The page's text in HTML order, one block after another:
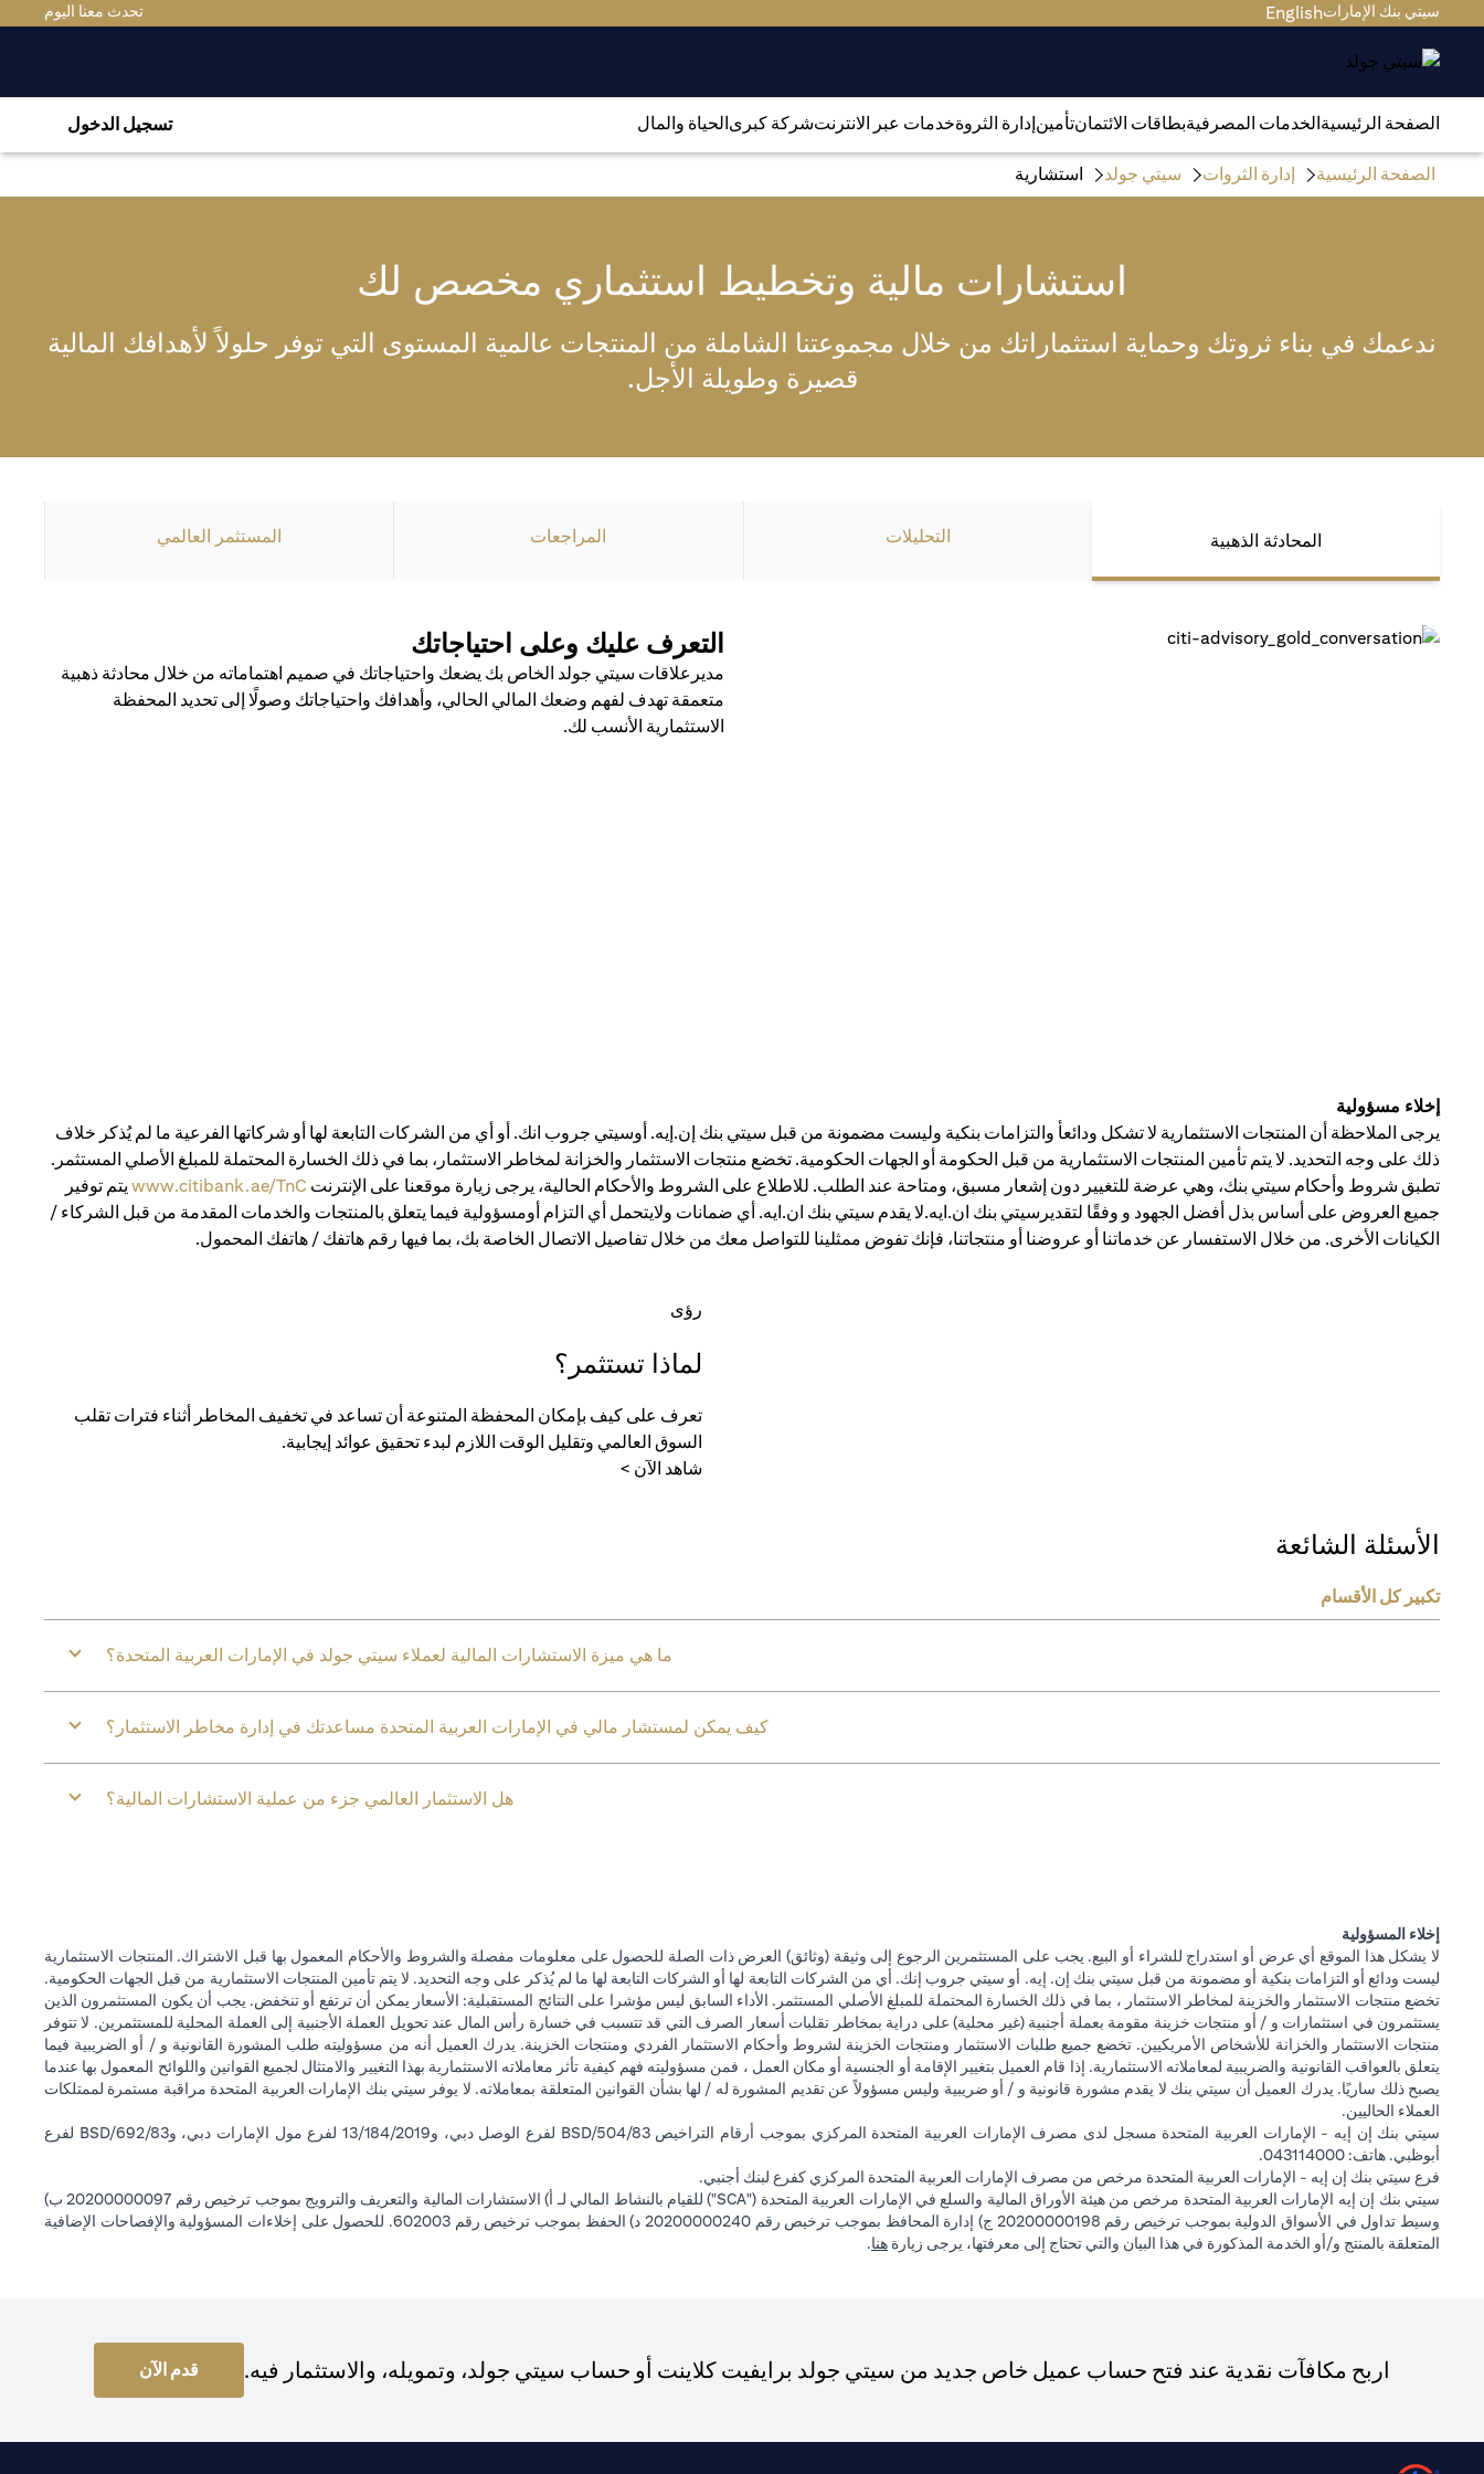
سيتي بنك الإماراتEnglish تحدث معنا اليوم
الصفحة الرئيسيةالخدمات المصرفيةبطاقات الائتمانتأمينإدارة الثروةخدمات عبر الانترنتشركة كبرىالحياة والمال تسجيل الدخول
الصفحة الرئيسية إدارة الثروات سيتي جولد استشارية
استشارات مالية وتخطيط استثماري مخصص لك
ندعمك في بناء ثروتك وحماية استثماراتك من خلال مجموعتنا الشاملة من المنتجات عالمية المستوى التي توفر حلولاً لأهدافك المالية
قصيرة وطويلة الأجل.
المحادثة الذهبية التحليلات المراجعات المستثمر العالمي
التعرف عليك وعلى احتياجاتك
مديرعلاقات سيتي جولد الخاص بك يضعك واحتياجاتك في صميم اهتماماته من خلال محادثة ذهبية
متعمقة تهدف لفهم وضعك المالي الحالي، وأهدافك واحتياجاتك وصولًا إلى تحديد المحفظة
الاستثمارية الأنسب لك.
إخلاء مسؤولية
يرجى الملاحظة أن المنتجات الاستثمارية لا تشكل ودائعأ والتزامات بنكية وليست مضمونة من قبل سيتي بنك إن.إيه. أوسيتي جروب انك. أو أي من الشركات التابعة لها أو شركاتها الفرعية ما لم يُذكر خلاف
ذلك على وجه التحديد. لا يتم تأمين المنتجات الاستثمارية من قبل الحكومة أو الجهات الحكومية. تخضع منتجات الاستثمار والخزانة لمخاطر الاستثمار، بما في ذلك الخسارة المحتملة للمبلغ الأصلي المستثمر.
تطبق شروط وأحكام سيتي بنك، وهي عرضة للتغيير دون إشعار مسبق، ومتاحة عند الطلب. للاطلاع على الشروط والأحكام الحالية، يرجى زيارة موقعنا على الإنترنت www.citibank.ae/TnC يتم توفير
جميع العروض على أساس بذل أفضل الجهود و وفقًا لتقديرسيتي بنك ان.ايه.لا يقدم سيتي بنك ان.ايه. أي ضمانات ولايتحمل أي التزام أومسؤولية فيما يتعلق بالمنتجات والخدمات المقدمة من قبل الشركاء /
الكيانات الأخرى. من خلال الاستفسار عن خدماتنا أو عروضنا أو منتجاتنا، فإنك تفوض ممثلينا للتواصل معك من خلال تفاصيل الاتصال الخاصة بك، بما فيها رقم هاتفك / هاتفك المحمول.
رؤى
لماذا تستثمر؟
تعرف على كيف بإمكان المحفظة المتنوعة أن تساعد في تخفيف المخاطر أثناء فترات تقلب
السوق العالمي وتقليل الوقت اللازم لبدء تحقيق عوائد إيجابية.
شاهد الآن >
الأسئلة الشائعة
تكبير كل الأقسام
ما هي ميزة الاستشارات المالية لعملاء سيتي جولد في الإمارات العربية المتحدة؟
كيف يمكن لمستشار مالي في الإمارات العربية المتحدة مساعدتك في إدارة مخاطر الاستثمار؟
هل الاستثمار العالمي جزء من عملية الاستشارات المالية؟
إخلاء المسؤولية
لا يشكل هذا الموقع أي عرض أو استدراج للشراء أو البيع. يجب على المستثمرين الرجوع إلى وثيقة (وثائق) العرض ذات الصلة للحصول على معلومات مفصلة والشروط والأحكام المعمول بها قبل الاشتراك. المنتجات الاستثمارية
ليست ودائع أو التزامات بنكية أو مضمونة من قبل سيتي بنك إن. إيه. أو سيتي جروب إنك. أي من الشركات التابعة لها أو الشركات التابعة لها ما لم يُذكر على وجه التحديد. لا يتم تأمين المنتجات الاستثمارية من قبل الجهات الحكومية.
تخضع منتجات الاستثمار والخزينة لمخاطر الاستثمار ، بما في ذلك الخسارة المحتملة للمبلغ الأصلي المستثمر. الأداء السابق ليس مؤشرا على النتائج المستقبلية: الأسعار يمكن أن ترتفع أو تنخفض. يجب أن يكون المستثمرون الذين
يستثمرون في استثمارات و / أو منتجات خزينة مقومة بعملة أجنبية (غير محلية) على دراية بمخاطر تقلبات أسعار الصرف التي قد تتسبب في خسارة رأس المال عند تحويل العملة الأجنبية إلى العملة المحلية للمستثمرين. لا تتوفر
منتجات الاستثمار والخزانة للأشخاص الأمريكيين. تخضع جميع طلبات الاستثمار ومنتجات الخزينة لشروط وأحكام الاستثمار الفردي ومنتجات الخزينة. يدرك العميل أنه من مسؤوليته طلب المشورة القانونية و / أو الضريبية فيما
يتعلق بالعواقب القانونية والضريبية لمعاملاته الاستثمارية. إذا قام العميل بتغيير الإقامة أو الجنسية أو مكان العمل ، فمن مسؤوليته فهم كيفية تأثر معاملاته الاستثمارية بهذا التغيير والامتثال لجميع القوانين واللوائح المعمول بها عندما
يصبح ذلك ساريًا. يدرك العميل أن سيتي بنك لا يقدم مشورة قانونية و / أو ضريبية وليس مسؤولاً عن تقديم المشورة له / لها بشأن القوانين المتعلقة بمعاملاته. لا يوفر سيتي بنك الإمارات العربية المتحدة مراقبة مستمرة لممتلكات
العملاء الحاليين.
سيتي بنك إن إيه - الإمارات العربية المتحدة مسجل لدى مصرف الإمارات العربية المتحدة المركزي بموجب أرقام التراخيص BSD/504/83 لفرع الوصل دبي، و13/184/2019 لفرع مول الإمارات دبي، وBSD/692/83 لفرع
أبوظبي. هاتف: 043114000.
فرع سيتي بنك إن إيه - الإمارات العربية المتحدة مرخص من مصرف الإمارات العربية المتحدة المركزي كفرع لبنك أجنبي.
سيتي بنك إن إيه الإمارات العربية المتحدة مرخص من هيئة الأوراق المالية والسلع في الإمارات العربية المتحدة ("SCA") للقيام بالنشاط المالي لـ أ) الاستشارات المالية والتعريف والترويج بموجب ترخيص رقم 20200000097 ب)
وسيط تداول في الأسواق الدولية بموجب ترخيص رقم 20200000198 ج) إدارة المحافظ بموجب ترخيص رقم 20200000240 د) الحفظ بموجب ترخيص رقم 602003. للحصول على إخلاءات المسؤولية والإفصاحات الإضافية
المتعلقة بالمنتج و/أو الخدمة المذكورة في هذا البيان والتي تحتاج إلى معرفتها، يرجى زيارة هنا.
اربح مكافآت نقدية عند فتح حساب عميل خاص جديد من سيتي جولد برايفيت كلاينت أو حساب سيتي جولد، وتمويله، والاستثمار فيه. قدم الآن